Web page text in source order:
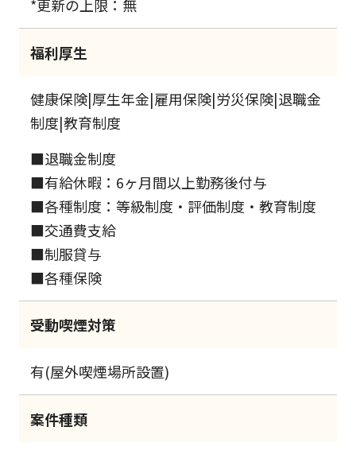
*更新の上限：無
福利厚生
健康保険|厚生年金|雇用保険|労災保険|退職金
制度|教育制度
■退職金制度
■有給休暇：6ヶ月間以上勤務後付与
■各種制度：等級制度・評価制度・教育制度
■交通費支給
■制服貸与
■各種保険
受動喫煙対策
有(屋外喫煙場所設置)
案件種類